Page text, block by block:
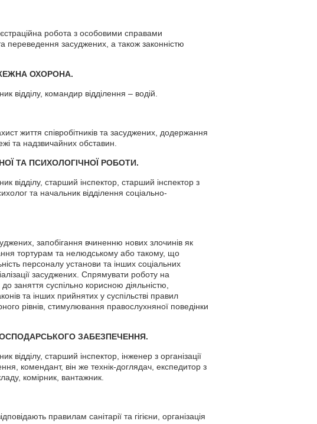
робота з особовими справами
переведення засуджених, а також законністю
ОХОРОНА.
відділу, командир відділення – водій.
життя співробітників та засуджених, додержання
та надзвичайних обставин.
ТА ПСИХОЛОГІЧНОЇ РОБОТИ.
відділу, старший інспектор, старший інспектор з
та начальник відділення соціально-
запобігання вчиненню нових злочинів як
тортурам та нелюдському або такому, що
персоналу установи та інших соціальних
засуджених. Спрямувати роботу на
заняття суспільно корисною діяльністю,
та інших прийнятих у суспільстві правил
рівнів, стимулювання правослухняної поведінки
ЗАБЕЗПЕЧЕННЯ.
відділу, старший інспектор, інженер з організації
комендант, він же технік-доглядач, експедитор з
комірник, вантажник.
правилам санітарії та гігієни, організація